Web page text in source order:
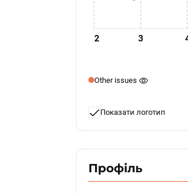
2 3
Other issues
Показати логотип
Профіль